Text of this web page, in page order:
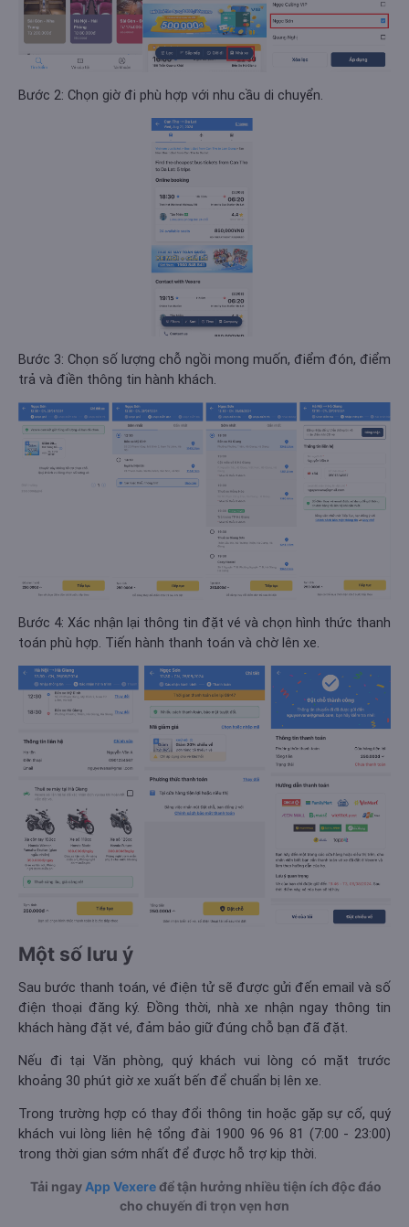
Bước 2: Chọn giờ đi phù hợp với nhu cầu di chuyển.
Bước 3: Chọn số lượng chỗ ngồi mong muốn, điểm đón, điểm
trả và điền thông tin hành khách.
Bước 4: Xác nhận lại thông tin đặt vé và chọn hình thức thanh
toán phù hợp. Tiến hành thanh toán và chờ lên xe.
Một số lưu ý
Sau bước thanh toán, vé điện tử sẽ được gửi đến email và số
điện thoại đăng ký. Đồng thời, nhà xe nhận ngay thông tin
khách hàng đặt vé, đảm bảo giữ đúng chỗ bạn đã đặt.
Nếu đi tại Văn phòng, quý khách vui lòng có mặt trước
khoảng 30 phút giờ xe xuất bến để chuẩn bị lên xe.
Trong trường hợp có thay đổi thông tin hoặc gặp sự cố, quý
khách vui lòng liên hệ tổng đài 1900 96 96 81 (7:00 - 23:00)
trong thời gian sớm nhất để được hỗ trợ kịp thời.
Tải ngay App Vexeređể tận hưởng nhiều tiện ích độc đáo
cho chuyến đi trọn vẹn hơn